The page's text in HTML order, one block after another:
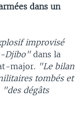
dans un
improvisé
Djibo"dans la
major. "Le bilan
tombés et
"des dégâts